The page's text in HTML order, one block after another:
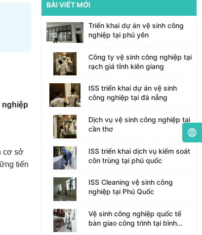
nghiệp
cơ sở
tiến
BÀI VIẾT MỚI
Triển khai dự án vệ sinh công
nghiệp tại phú yên
Công ty vệ sinh công nghiệp tại
rạch giá tỉnh kiên giang
ISS triển khai dự án vệ sinh
công nghiệp tại đà nẵng
Dịch vụ vệ sinh công nghiệp tại
cần thơ
ISS triển khai dịch vụ kiểm soát
côn trùng tại phú quốc
ISS Cleaning vệ sinh công
nghiệp tại Phú Quốc
Vệ sinh công nghiệp quốc tế
bàn giao công trình tại bình